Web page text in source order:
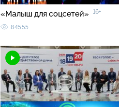
«Малыш для соцсетей» 16+
84555